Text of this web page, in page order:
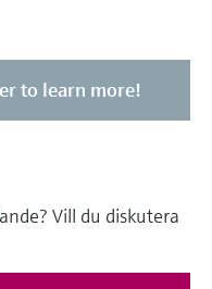
to learn more!
Vill du diskutera